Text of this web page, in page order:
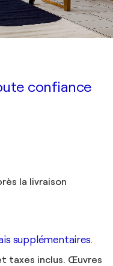
confiance
la livraison
supplémentaires.
taxes inclus. Œuvres